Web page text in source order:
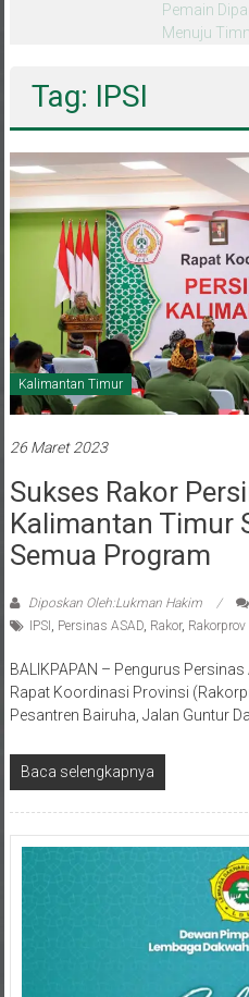
melalui CAI
Kalimantan Timur
Kalimantan Timur
Semua Program
IPSI,Persinas ASAD,Rakor,Rakorprov
Rapat Koordinasi Provinsi
Pesantren Bairuha, Jalan Guntur